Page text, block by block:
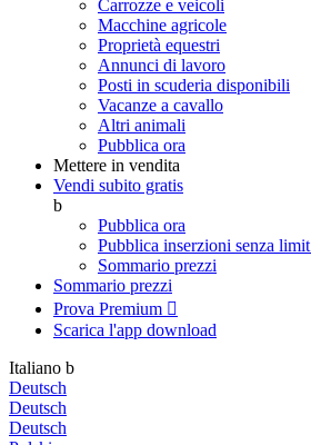
Carrozze e veicoli
Macchine agricole
Proprietà equestri
Annunci di lavoro
Posti in scuderia disponibili
Vacanze a cavallo
Altri animali
Pubblica ora
Mettere in vendita
Vendi subito gratis
b
Pubblica ora
Pubblica inserzioni senza limit
Sommario prezzi
Sommario prezzi
Prova Premium 
Scarica l'app download
Italiano b
Deutsch
Deutsch
Deutsch